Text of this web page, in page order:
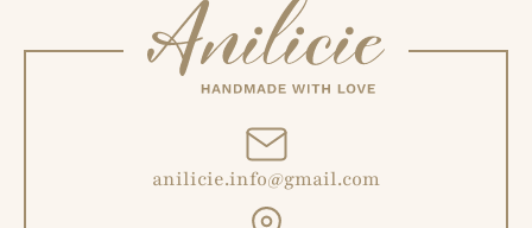
anilicie.info@gmail.com